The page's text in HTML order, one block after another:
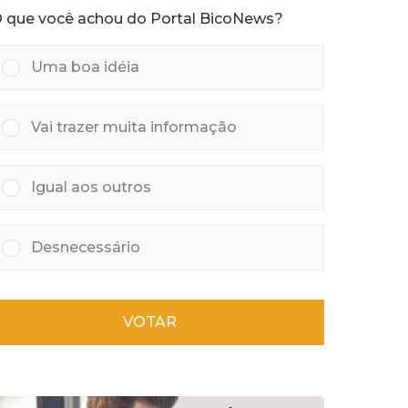
que você achou do Portal BicoNews?
Uma boa idéia
Vai trazer muita informação
Igual aos outros
Desnecessário
VOTAR